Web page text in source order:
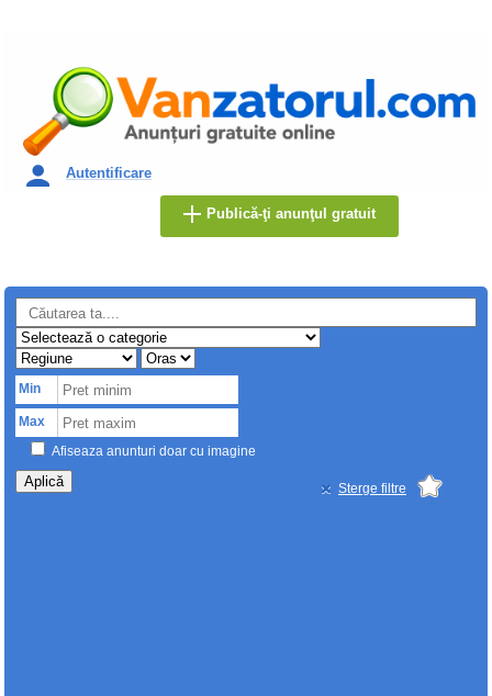
Autentificare
Publică-ţi anunţul gratuit
Min
Max
Afiseaza anunturi doar cu imagine
Aplică Sterge filtre